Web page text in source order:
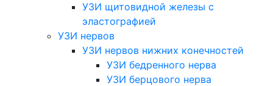
УЗИ щитовидной железы с
эластографией
УЗИ нервов
УЗИ нервов нижних конечностей
УЗИ бедренного нерва
УЗИ берцового нерва